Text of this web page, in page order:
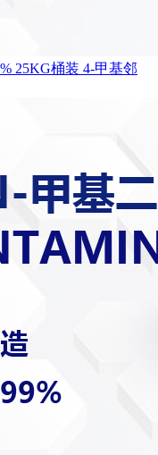
25KG桶装 4-甲基邻